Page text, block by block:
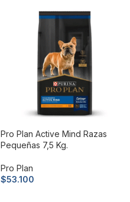
Pro Plan Active Mind Razas
Pequeñas 7,5 Kg.
Pro Plan
$53.100